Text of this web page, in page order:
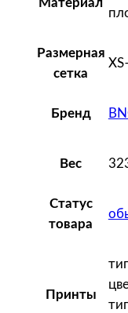
ы
Материал
Размерная
сетка
Бренд
Вес
Статус
товара
Принты